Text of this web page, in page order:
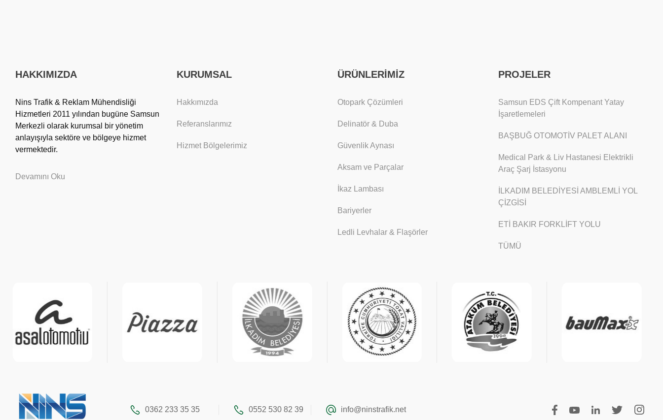
HAKKIMIZDA
Nins Trafik & Reklam Mühendisliği
Hizmetleri 2011 yılından bugüne Samsun
Merkezli olarak kurumsal bir yönetim
anlayışıyla sektöre ve bölgeye hizmet
vermektedir.
Devamını Oku
KURUMSAL
Hakkımızda
Referanslarımız
Hizmet Bölgelerimiz
ÜRÜNLERİMİZ
Otopark Çözümleri
Delinatör & Duba
Güvenlik Aynası
Aksam ve Parçalar
İkaz Lambası
Bariyerler
Ledli Levhalar & Flaşörler
PROJELER
Samsun EDS Çift Kompenant Yatay
İşaretlemeleri
BAŞBUĞ OTOMOTİV PALET ALANI
Medical Park & Liv Hastanesi Elektrikli
Araç Şarj İstasyonu
İLKADIM BELEDİYESİ AMBLEMLİ YOL
ÇİZGİSİ
ETİ BAKIR FORKLİFT YOLU
TÜMÜ
0362 233 35 35 0552 530 82 39 info@ninstrafik.net